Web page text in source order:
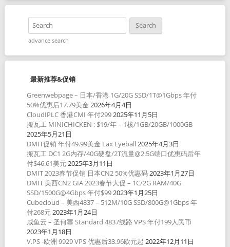
advance search
最新推荐&促销
Greenwebpage – 日本/香港 1G/20G SSD/1T@1Gbps 年付
50%优惠后17.79美金 2026年4月4日
CloudIPLC 香港CMI 年付2992025年11月5日
搬瓦工 MINICHICKEN : $19/年 – 1核/1GB/20GB/1000GB
2025年5月21日
DMIT促销 年付49.99美金 Lax Eyeball 2025年4月3日
搬瓦工 DC1 2G内存/40G硬盘/2T流量@2.5G端口优惠码后年
付$46.61美元2025年3月11日
DMIT 2023春节促销 日本CN2 50%优惠码2023年1月27日
DMIT 美西CN2 GIA 2023春节大促 – 1C/2G RAM/40G
SSD/1500G@4Gbps 年付$992023年1月25日
Cubecloud – 美西4837 – 512M/10G SSD/800G@1Gbps 年
付268元2023年1月24日
咸鱼云 – 圣何塞 Standard 4837线路 VPS 年付199人民币
2023年1月18日
V.PS -欧洲 9929 VPS 优惠后33.96欧元起 2022年12月11日